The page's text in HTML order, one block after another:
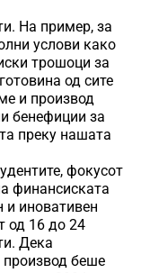
На пример, за
услови како
трошоци за
од сите
и производ
бенефиции за
преку нашата
фокусот
финансиската
и иновативен
од 16 до 24
Дека
производ беше